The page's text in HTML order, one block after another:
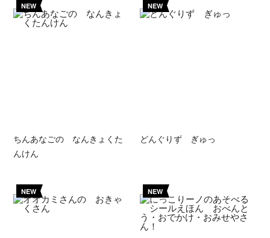
NEW
ちんあなごの なんきょくた
んけん
NEW
どんぐりず ぎゅっ
NEW NEW